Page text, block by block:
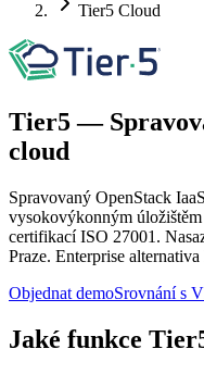
Tier5 Cloud
Tier5 —
cloud
Spravovaný OpenStack
vysokovýkonným
certifikací ISO 27001.
Praze. Enterprise
Objednat demoSrovnání s
Jaké funkce